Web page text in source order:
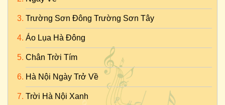
Truyện Dài&Hồ Biểu Chánh (truyện)-Phần 15-Mẹ Ghẻ,
Con Ghẻ
Truyện Dài&Hồ Biểu Chánh (truyện)
Truyện Dài &Hồ Biểu Chánh (truyện)
Truyện Dài&Hồ Biểu Chánh (truyện)-Phần 18-Mẹ Ghẻ,
Con Ghẻ
Trường Sơn Đông Trường Sơn Tây
Áo Lụa Hà Đông
Chân Trời Tím
Hà Nội Ngày Trở Về
Trời Hà Nội Xanh